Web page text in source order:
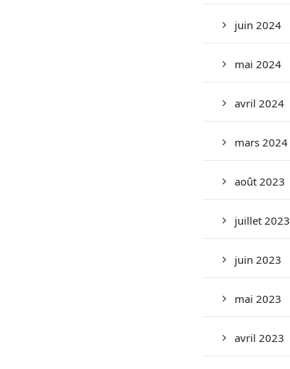
juin 2024
mai 2024
avril 2024
mars 2024
août 2023
juillet 2023
juin 2023
mai 2023
avril 2023